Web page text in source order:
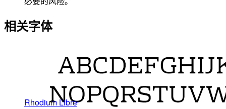
相关字体
Rhodium Libre